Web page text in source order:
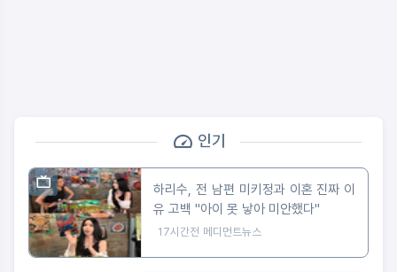
인기
하리수, 전 남편 미키정과 이혼 진짜 이
유 고백 "아이 못 낳아 미안했다"
17시간전 메디먼트뉴스